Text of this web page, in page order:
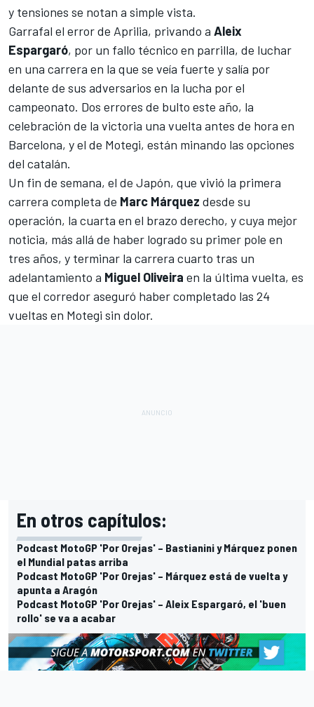
y tensiones se notan a simple vista.
Garrafal el error de Aprilia, privando a Aleix
Espargaró, por un fallo técnico en parrilla, de luchar
en una carrera en la que se veía fuerte y salía por
delante de sus adversarios en la lucha por el
campeonato. Dos errores de bulto este año, la
celebración de la victoria una vuelta antes de hora en
Barcelona, y el de Motegi, están minando las opciones
del catalán.
Un fin de semana, el de Japón, que vivió la primera
carrera completa de Marc Márquez desde su
operación, la cuarta en el brazo derecho, y cuya mejor
noticia, más allá de haber logrado su primer pole en
tres años, y terminar la carrera cuarto tras un
adelantamiento a Miguel Oliveira en la última vuelta, es
que el corredor aseguró haber completado las 24
vueltas en Motegi sin dolor.
En otros capítulos:
Podcast MotoGP 'Por Orejas' – Bastianini y Márquez ponen
el Mundial patas arriba
Podcast MotoGP 'Por Orejas' – Márquez está de vuelta y
apunta a Aragón
Podcast MotoGP 'Por Orejas' – Aleix Espargaró, el 'buen
rollo' se va a acabar